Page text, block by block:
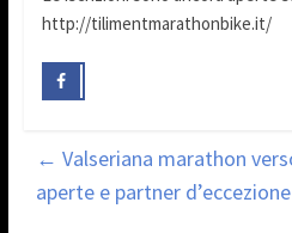
http://tilimentmarathonbike.it/
← Valseriana marathon
aperte e partner d’eccezione